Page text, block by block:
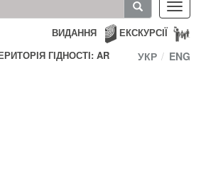
ЕКСКУРСІЇ
ВИДАННЯ
ГІДНОСТІ: AR
УКР ENG